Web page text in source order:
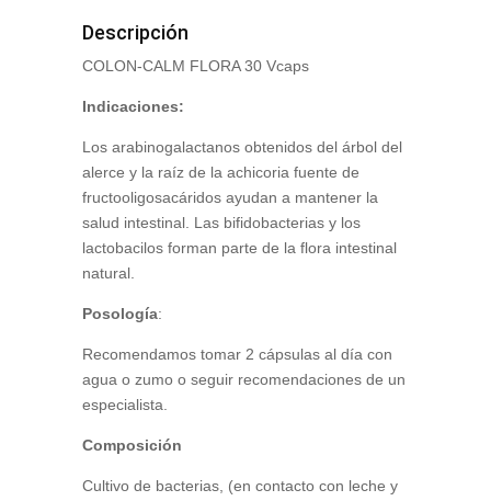
Descripción
COLON-CALM FLORA 30 Vcaps
Indicaciones:
Los arabinogalactanos obtenidos del árbol del
alerce y la raíz de la achicoria fuente de
fructooligosacáridos ayudan a mantener la
salud intestinal. Las bifidobacterias y los
lactobacilos forman parte de la flora intestinal
natural.
Posología:
Recomendamos tomar 2 cápsulas al día con
agua o zumo o seguir recomendaciones de un
especialista.
Composición
Cultivo de bacterias, (en contacto con leche y